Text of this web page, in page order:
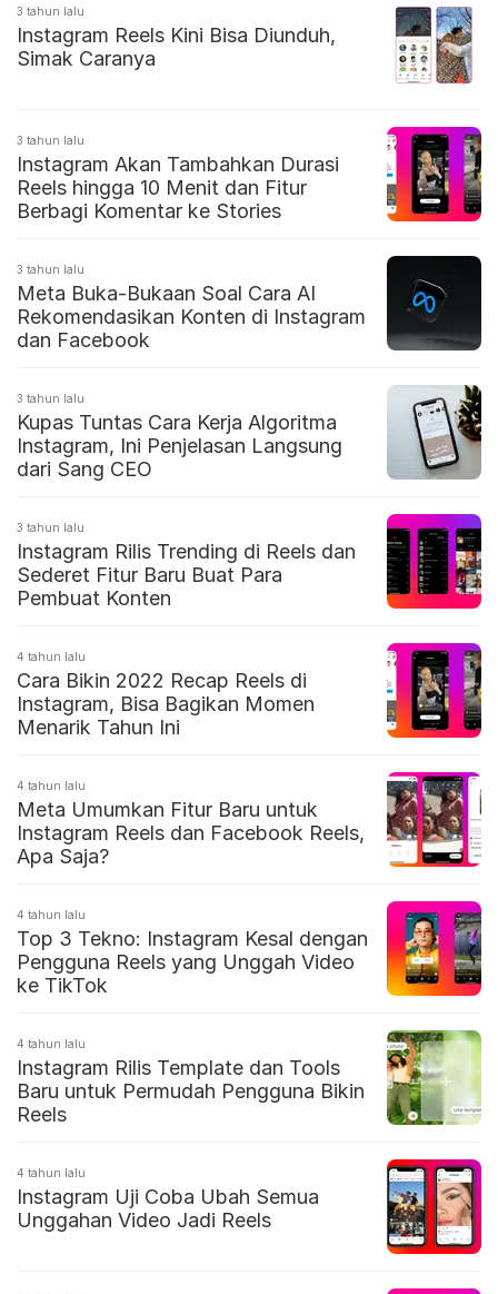
3 tahun lalu
Instagram Reels Kini Bisa Diunduh,
Simak Caranya
3 tahun lalu
Instagram Akan Tambahkan Durasi
Reels hingga 10 Menit dan Fitur
Berbagi Komentar ke Stories
3 tahun lalu
Meta Buka-Bukaan Soal Cara AI
Rekomendasikan Konten di Instagram
dan Facebook
3 tahun lalu
Kupas Tuntas Cara Kerja Algoritma
Instagram, Ini Penjelasan Langsung
dari Sang CEO
3 tahun lalu
Instagram Rilis Trending di Reels dan
Sederet Fitur Baru Buat Para
Pembuat Konten
4 tahun lalu
Cara Bikin 2022 Recap Reels di
Instagram, Bisa Bagikan Momen
Menarik Tahun Ini
4 tahun lalu
Meta Umumkan Fitur Baru untuk
Instagram Reels dan Facebook Reels,
Apa Saja?
4 tahun lalu
Top 3 Tekno: Instagram Kesal dengan
Pengguna Reels yang Unggah Video
ke TikTok
4 tahun lalu
Instagram Rilis Template dan Tools
Baru untuk Permudah Pengguna Bikin
Reels
4 tahun lalu
Instagram Uji Coba Ubah Semua
Unggahan Video Jadi Reels